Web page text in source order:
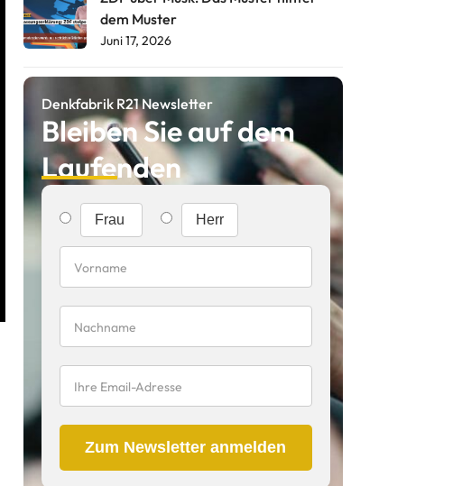
dem Muster
Juni 17, 2026
Denkfabrik R21 Newsletter
Bleiben Sie auf dem
Laufenden
Frau Herr
Zum Newsletter anmelden